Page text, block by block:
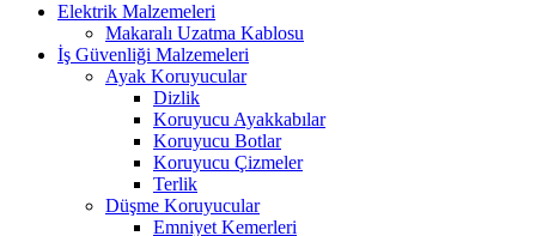
Elektrik Malzemeleri
Makaralı Uzatma Kablosu
İş Güvenliği Malzemeleri
Ayak Koruyucular
Dizlik
Koruyucu Ayakkabılar
Koruyucu Botlar
Koruyucu Çizmeler
Terlik
Düşme Koruyucular
Emniyet Kemerleri